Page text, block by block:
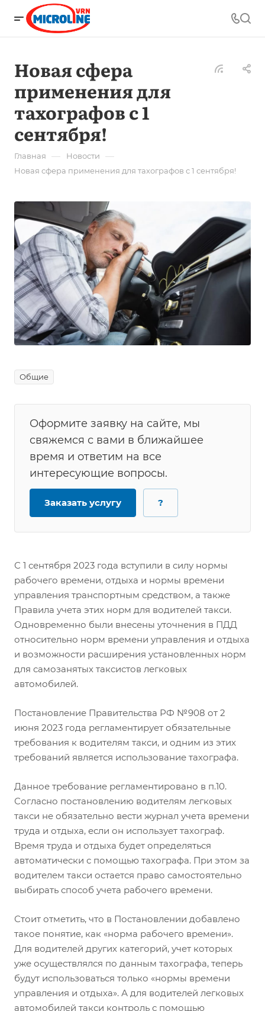
Новая сфера
применения для
тахографов с 1
сентября!
Главная — Новости —
Новая сфера применения для тахографов с 1 сентября!
Общие
Оформите заявку на сайте, мы
свяжемся с вами в ближайшее
время и ответим на все
интересующие вопросы.
Заказать услугу ?
С 1 сентября 2023 года вступили в силу нормы
рабочего времени, отдыха и нормы времени
управления транспортным средством, а также
Правила учета этих норм для водителей такси.
Одновременно были внесены уточнения в ПДД
относительно норм времени управления и отдыха
и возможности расширения установленных норм
для самозанятых таксистов легковых
автомобилей.
Постановление Правительства РФ №908 от 2
июня 2023 года регламентирует обязательные
требования к водителям такси, и одним из этих
требований является использование тахографа.
Данное требование регламентировано в п.10.
Согласно постановлению водителям легковых
такси не обязательно вести журнал учета времени
труда и отдыха, если он использует тахограф.
Время труда и отдыха будет определяться
автоматически с помощью тахографа. При этом за
водителем такси остается право самостоятельно
выбирать способ учета рабочего времени.
Стоит отметить, что в Постановлении добавлено
такое понятие, как «норма рабочего времени».
Для водителей других категорий, учет которых
уже осуществлялся по данным тахографа, теперь
будут использоваться только «нормы времени
управления и отдыха». А для водителей легковых
автомобилей такси контроль с помощью